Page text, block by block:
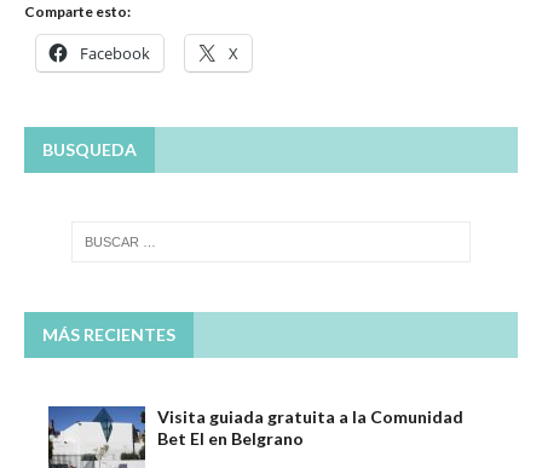
Comparte esto:
Facebook X
BUSQUEDA
MÁS RECIENTES
Visita guiada gratuita a la Comunidad
Bet El en Belgrano